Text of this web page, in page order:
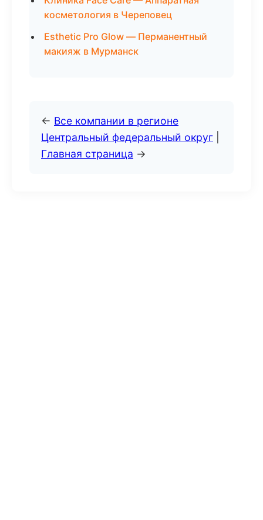
косметология в Череповец
Esthetic Pro Glow — Перманентный
макияж в Мурманск
← Все компании в регионе
Центральный федеральный округ
Главная страница →